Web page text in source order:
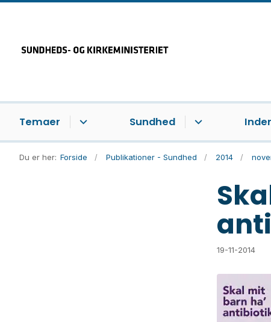
Temaer Sundhed
Du er her: Forside Publikationer - Sundhed 2014
19-11-2014